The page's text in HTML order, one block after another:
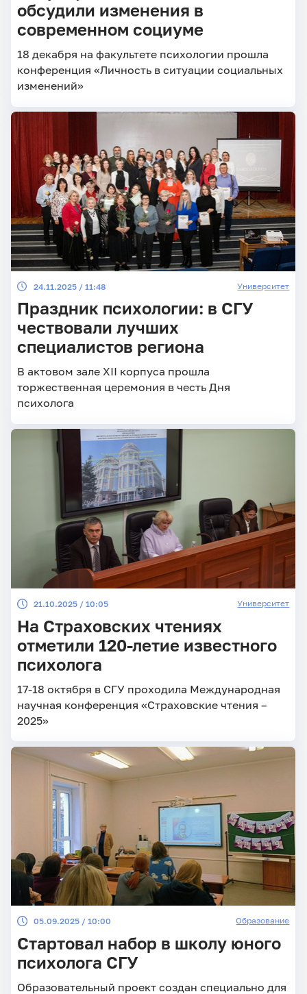
обсудили изменения в
современном социуме
18 декабря на факультете психологии прошла
конференция «Личность в ситуации социальных
изменений»
24.11.2025 / 11:48 Университет
Праздник психологии: в СГУ
чествовали лучших
специалистов региона
В актовом зале XII корпуса прошла
торжественная церемония в честь Дня
психолога
21.10.2025 / 10:05 Университет
На Страховских чтениях
отметили 120-летие известного
психолога
17-18 октября в СГУ проходила Международная
научная конференция «Страховские чтения –
2025»
05.09.2025 / 10:00 Образование
Стартовал набор в школу юного
психолога СГУ
Образовательный проект создан специально для